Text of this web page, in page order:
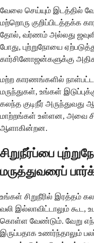
வேலை செய்யும் இடத்தில்
மற்றொரு குறிப்பிடத்தக்க
தோல், வர்ணம் அல்லது ஜவுளி
போது, ​​புற்றுநோயை
கார்சினோஜன்களுக்கு
மற்ற காரணங்களில் நாள்பட்ட
மருந்துகள், உங்கள்
கலந்த குடிநீர் அருந்துவது
மாற்றங்கள் உள்ளன, அவை
ஆளாகின்றன.
சிறுநீர்ப்பை
மருத்துவரைப்
உங்கள் சிறுநீரில் இரத்தம்
வலி இல்லாவிட்டாலும் கூட,
கொள்ள வேண்டும். வேறு
இருப்பதாக உணர்ந்தாலும்